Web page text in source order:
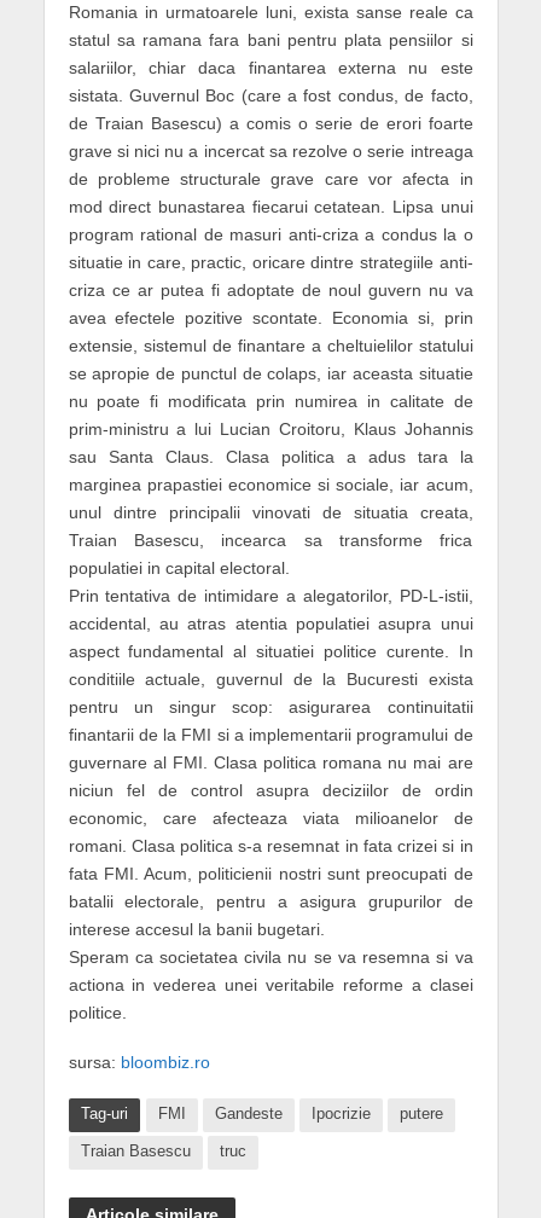
Romania in urmatoarele luni, exista sanse reale ca
statul sa ramana fara bani pentru plata pensiilor si
salariilor, chiar daca finantarea externa nu este
sistata. Guvernul Boc (care a fost condus, de facto,
de Traian Basescu) a comis o serie de erori foarte
grave si nici nu a incercat sa rezolve o serie intreaga
de probleme structurale grave care vor afecta in
mod direct bunastarea fiecarui cetatean. Lipsa unui
program rational de masuri anti-criza a condus la o
situatie in care, practic, oricare dintre strategiile anti-
criza ce ar putea fi adoptate de noul guvern nu va
avea efectele pozitive scontate. Economia si, prin
extensie, sistemul de finantare a cheltuielilor statului
se apropie de punctul de colaps, iar aceasta situatie
nu poate fi modificata prin numirea in calitate de
prim-ministru a lui Lucian Croitoru, Klaus Johannis
sau Santa Claus. Clasa politica a adus tara la
marginea prapastiei economice si sociale, iar acum,
unul dintre principalii vinovati de situatia creata,
Traian Basescu, incearca sa transforme frica
populatiei in capital electoral.
Prin tentativa de intimidare a alegatorilor, PD-L-istii,
accidental, au atras atentia populatiei asupra unui
aspect fundamental al situatiei politice curente. In
conditiile actuale, guvernul de la Bucuresti exista
pentru un singur scop: asigurarea continuitatii
finantarii de la FMI si a implementarii programului de
guvernare al FMI. Clasa politica romana nu mai are
niciun fel de control asupra deciziilor de ordin
economic, care afecteaza viata milioanelor de
romani. Clasa politica s-a resemnat in fata crizei si in
fata FMI. Acum, politicienii nostri sunt preocupati de
batalii electorale, pentru a asigura grupurilor de
interese accesul la banii bugetari.
Speram ca societatea civila nu se va resemna si va
actiona in vederea unei veritabile reforme a clasei
politice.
sursa: bloombiz.ro
Tag-uri FMI Gandeste Ipocrizie putere
Traian Basescu truc
Articole similare